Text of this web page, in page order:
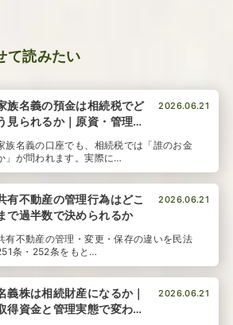
て読みたい
族名義の預金は相続税でど
見られるか｜原資・管理・
族名義の口座でも、相続税では「誰のお金
」が問われます。実際に…
2026.06.21
有不動産の管理行為はどこ
で過半数で決められるか
有不動産の管理・変更・保存の違いを民法
条・252条をもと…
2026.06.21
義株は相続財産になるか｜
得資金と管理実態で変わる
2026.06.21